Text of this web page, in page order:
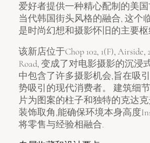
爱好者提供一种精心配制的美
当代韩国街头风格的融合, 这个
是时尚幻想和摄影怀旧的主要枢
该新店位于Chop 102, 1(F), Airside,
Road, 变成了对电影摄影的沉浸
中包含了许多摄影机会,旨在吸引
势吸引的现代消费者。 建筑细
片为图案的柱子和独特的克达
装饰取角,能确保环境本身高度
将零售与经验相融合.